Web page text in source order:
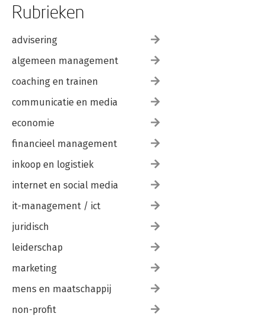
Rubrieken
advisering
algemeen management
coaching en trainen
communicatie en media
economie
financieel management
inkoop en logistiek
internet en social media
it-management / ict
juridisch
leiderschap
marketing
mens en maatschappij
non-profit